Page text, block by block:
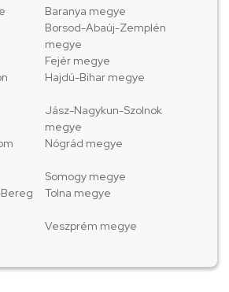
Baranya megye
Borsod-Abaúj-Zemplén
megye
Fejér megye
Hajdú-Bihar megye
Jász-Nagykun-Szolnok
megye
Nógrád megye
Somogy megye
Tolna megye
Veszprém megye